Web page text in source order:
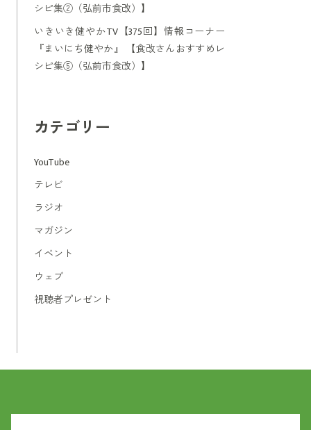
シピ集②（弘前市食改）】
いきいき健やかTV【375回】情報コーナー
『まいにち健やか』 【食改さんおすすめレ
シピ集⑤（弘前市食改）】
カテゴリー
YouTube
テレビ
ラジオ
マガジン
イベント
ウェブ
視聴者プレゼント